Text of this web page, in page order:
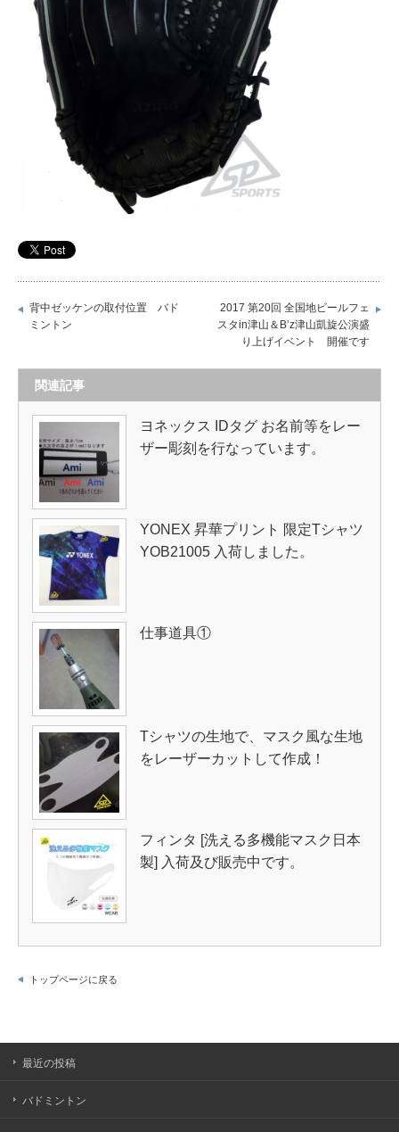
背中ゼッケンの取付位置 バド
ミントン
2017 第20回 全国地ビールフェ
スタin津山＆B’z津山凱旋公演盛
り上げイベント 開催です
関連記事
ヨネックス IDタグ お名前等をレー
ザー彫刻を行なっています。
YONEX 昇華プリント 限定Tシャツ
YOB21005 入荷しました。
仕事道具①
Tシャツの生地で、マスク風な生地
をレーザーカットして作成！
フィンタ [洗える多機能マスク日本
製] 入荷及び販売中です。
トップページに戻る
最近の投稿
バドミントン